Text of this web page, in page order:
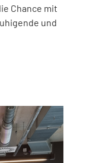
Chance mit
und